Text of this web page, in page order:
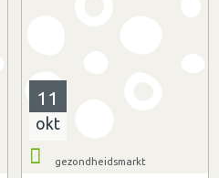
11
okt
gezondheidsmarkt